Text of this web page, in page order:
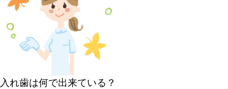
入れ歯は何で出来ている？